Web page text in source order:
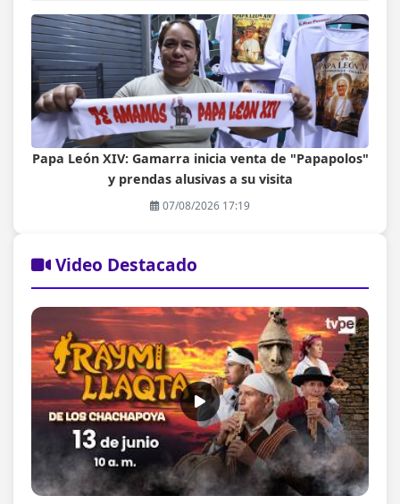
Papa León XIV: Gamarra inicia venta de "Papapolos"
y prendas alusivas a su visita
07/08/2026 17:19
Video Destacado